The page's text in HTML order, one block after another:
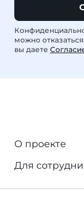
можно
вы даете
О проекте
Для